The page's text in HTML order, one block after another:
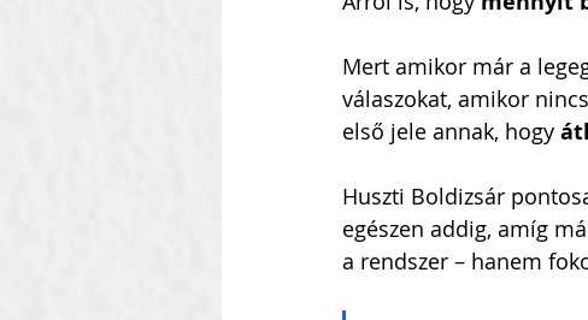
Mert amikor már a
válaszokat, amikor
első jele annak, hogy
Huszti Boldizsár
egészen addig, amíg
a rendszer – hanem